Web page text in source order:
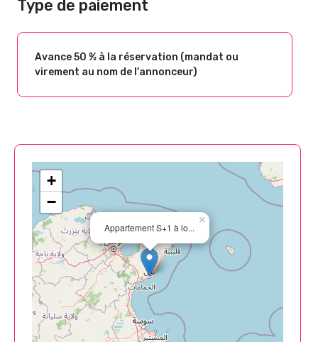
Type de paiement
Avance 50 % à la réservation (mandat ou
virement au nom de l'annonceur)
Appartement S+1 à lo...
×
+
−